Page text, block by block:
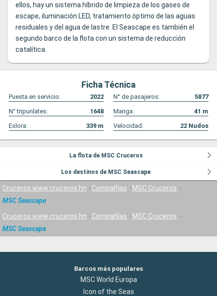
ellos, hay un sistema híbrido de limpieza de los gases de
escape, iluminación LED, tratamiento óptimo de las aguas
residuales y del agua de lastre. El Seascape es también el
segundo barco de la flota con un sistema de reducción
catalítica.
Ficha Técnica
Puesta en servicio: 2022 N° de pasajeros:
5877
N° tripunlates:
1648 Manga: 41 m
Eslora:
339 m Velocidad: 22 Nudos
La flota de MSC Cruceros
Los destinos de MSC Seascape
Cruceros www.cruceros.hn Compañías
MSC Cruceros
MSC Seascape
Cruceros www.cruceros.hn Compañías
MSC Cruceros
MSC Seascape
Barcos más populares
MSC World Europa
Icon of the Seas